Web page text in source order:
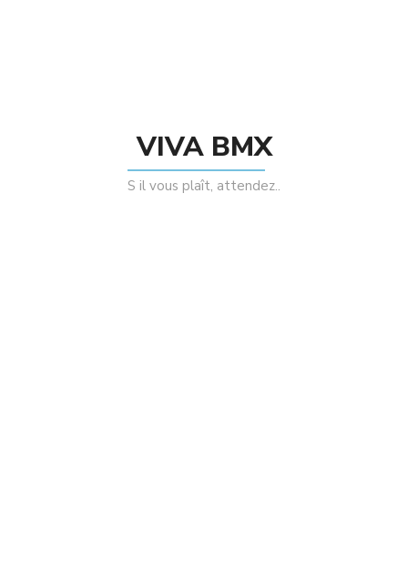
VIVA BMX
S il vous plaît, attendez..